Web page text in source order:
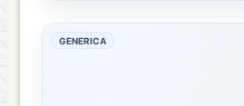
GENERICA